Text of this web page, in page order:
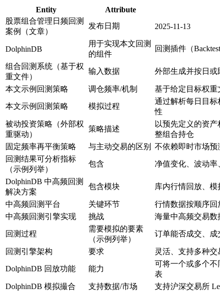
Entity
Attribute
股票组合管理日频回测
案例（文章）
发布日期 2025-11-13
DolphinDB
用于实现本文回测
的组件
回测插件（
组合回测系统（基于权
重文件）
输入数据 外部生成并按日
本文示例回测策略 调仓频率/机制 基于给定目标权
本文示例回测策略 模拟过程
通过解析每日目
性
被动投资策略（外部权
重驱动）
策略描述
以预先定义的资
整组合持仓
固定频率再平衡策略
与主动交易的区别
不依赖即时市场
回测结果可分析指标
（示例列举）
包含 净值变化、波动
DolphinDB 中高频回测
解决方案
包含模块 库内行情回放、
中高频回测平台 关键环节
行情数据按顺序
中高频回测引擎实现
挑战 海量中高频交易
回测过程
需要模拟的要素
（示例列举）
订单能否成交、
回测引擎架构 要求 灵活、支持多种
DolphinDB 回放功能 能力
可将一个或多个
表
DolphinDB 模拟撮合
支持数据/市场
支持沪深交易所